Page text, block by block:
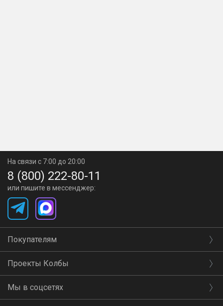
На связи с 7:00 до 20:00
8 (800) 222-80-11
или пишите в мессенджер:
Покупателям
Проекты Колбы
Мы в соцсетях